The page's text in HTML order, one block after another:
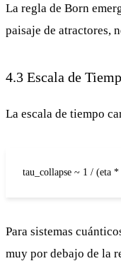
La regla de Born
paisaje de atractores,
4.3 Escala de
La escala de tiempo
tau_collapse ~ 1 / (eta
Para sistemas
muy por debajo de la